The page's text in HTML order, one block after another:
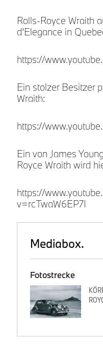
Rolls-Royce Wraith
d’Elegance in
https://
Ein stolzer Besitzer
Wraith:
https://
Ein von James
Royce Wraith wird
https://
v=rcTwaW6EP7I
Mediabox.
Fotostrecke